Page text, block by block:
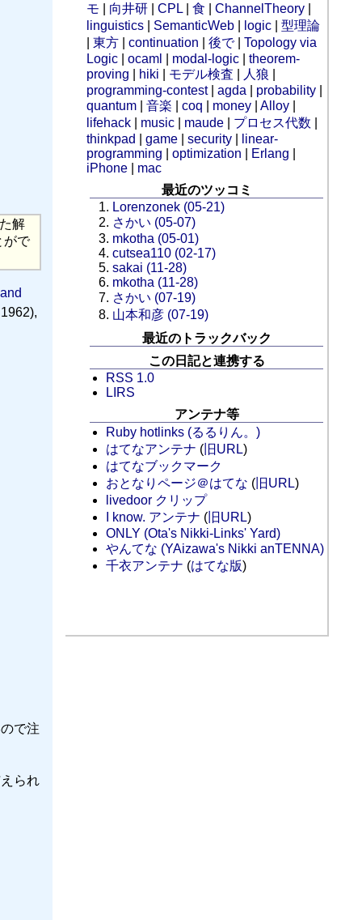
解
がで
で注
られ
モ
向井研 |CPL |食 |ChannelTheory
linguistics
SemanticWeb logic |型理論
|東方 |continuation |後で|Topology via
Logic |ocaml modal-logic |theorem-
proving
hiki モデル検査 人狼
programming-contest|agda probability
quantum |音楽 |coq money |Alloy
lifehack
music maude プロセス代数
thinkpad
|game |security
linear-
programming |optimization Erlang
iPhone
mac
最近のツッコミ
Lorenzonek (05-21)
さかい (05-07)
mkotha (05-01)
cutsea110 (02-17)
sakai (11-28)
mkotha (11-28)
さかい (07-19)
山本和彦 (07-19)
最近のトラックバック
この日記と連携する
RSS 1.0
LIRS
アンテナ等
Ruby hotlinks (るるりん。)
はてなアンテナ ( 旧URL)
はてなブックマーク
おとなりページ＠はてな ( 旧URL)
livedoor クリップ
I know. アンテナ ( 旧URL)
ONLY (Ota's Nikki-Links' Yard)
やんてな (YAizawa's Nikki anTENNA)
千衣アンテナ (はてな版)